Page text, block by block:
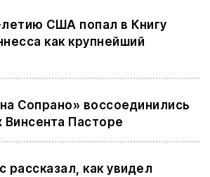
США попал в Книгу
как крупнейший
Сопрано» воссоединились
Винсента Пасторе
как увидел